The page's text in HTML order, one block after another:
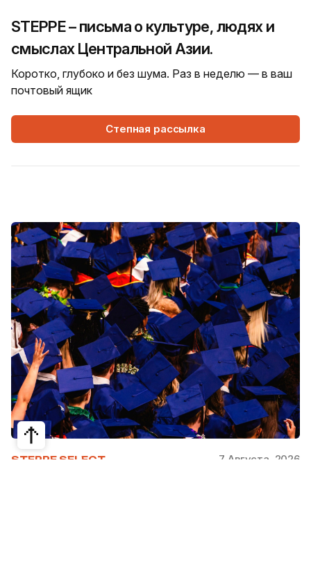
STEPPE – письма о культуре, людях и
смыслах Центральной Азии.
Коротко, глубоко и без шума. Раз в неделю — в ваш
почтовый ящик
Степная рассылка
STEPPE SELECT 7 Августа, 2026